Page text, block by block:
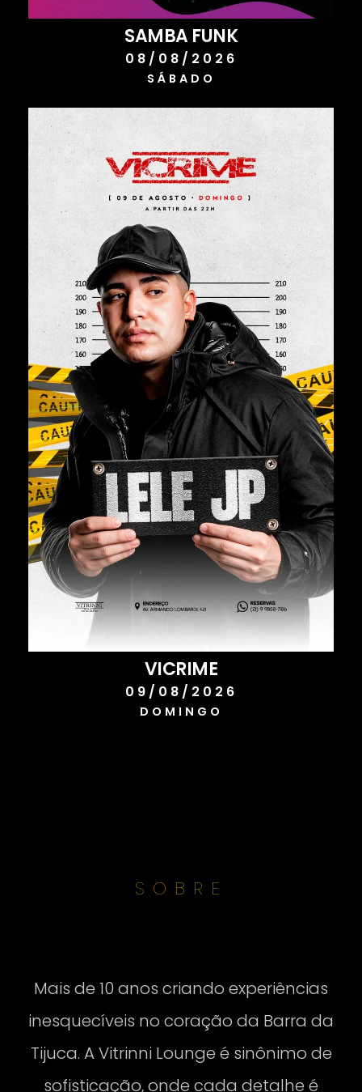
SAMBA FUNK
08/08/2026
SÁBADO
VICRIME
09/08/2026
DOMINGO
SOBRE
Mais de 10 anos criando experiências
inesquecíveis no coração da Barra da
Tijuca. A Vitrinni Lounge é sinônimo de
sofisticação, onde cada detalhe é